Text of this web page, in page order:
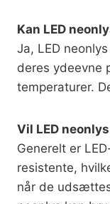
Kan LED
Ja, LED
deres ydeevne
temperaturer.
Vil LED
Generelt er
resistente,
når de